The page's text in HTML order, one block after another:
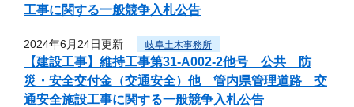
工事に関する一般競争入札公告
2024年6月24日更新 岐阜土木事務所
【建設工事】維持工事第31-A002-2他号 公共 防
災・安全交付金（交通安全）他 管内県管理道路 交
通安全施設工事に関する一般競争入札公告